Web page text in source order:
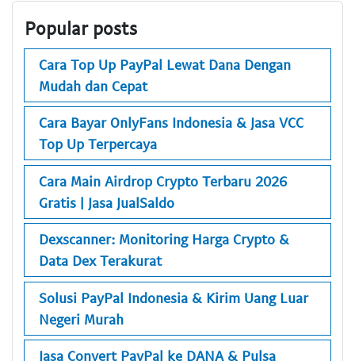
Popular posts
Cara Top Up PayPal Lewat Dana Dengan
Mudah dan Cepat
Cara Bayar OnlyFans Indonesia & Jasa VCC
Top Up Terpercaya
Cara Main Airdrop Crypto Terbaru 2026
Gratis | Jasa JualSaldo
Dexscanner: Monitoring Harga Crypto &
Data Dex Terakurat
Solusi PayPal Indonesia & Kirim Uang Luar
Negeri Murah
Jasa Convert PayPal ke DANA & Pulsa